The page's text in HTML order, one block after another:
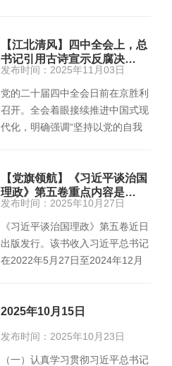
【江北清风】四中全会上，总
书记引用古诗宣示反腐决…
发布时间：2025年11月03日
党的二十届四中全会日前在京胜利
召开。全会着眼接续推进中国式现
代化，明确强调“坚持以党的自我
【党旗领航】《习近平谈治国
理政》第五卷重点内容是…
发布时间：2025年10月27日
《习近平谈治国理政》第五卷近日
出版发行。该书收入习近平总书记
在2022年5月27日至2024年12月
2025年10月15日
发布时间：2025年10月23日
（一）认真学习贯彻习近平总书记